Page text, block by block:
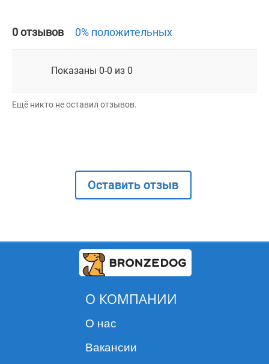
0 отзывов 0% положительных
Показаны 0-0 из 0
Ещё никто не оставил отзывов.
Оставить отзыв
О КОМПАНИИ
О нас
Вакансии